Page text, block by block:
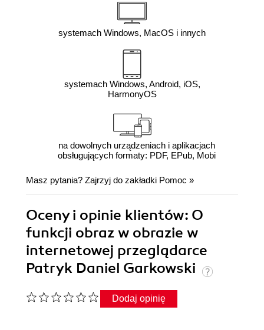
systemach Windows, MacOS i innych
systemach Windows, Android, iOS,
HarmonyOS
na dowolnych urządzeniach i aplikacjach
obsługujących formaty: PDF, EPub, Mobi
Masz pytania? Zajrzyj do zakładki Pomoc »
Oceny i opinie klientów: O
funkcji obraz w obrazie w
internetowej przeglądarce
Patryk Daniel Garkowski
Dodaj opinię